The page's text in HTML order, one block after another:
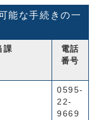
能な手続きの一
課
電話
番号
0595-
22-
9669